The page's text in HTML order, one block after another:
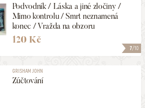
7/10
Podvodník / Láska a jiné zločiny /
Mimo kontrolu / Smrt neznamená
konec / Vražda na obzoru
120 Kč
GRISHAM JOHN
Zúčtování